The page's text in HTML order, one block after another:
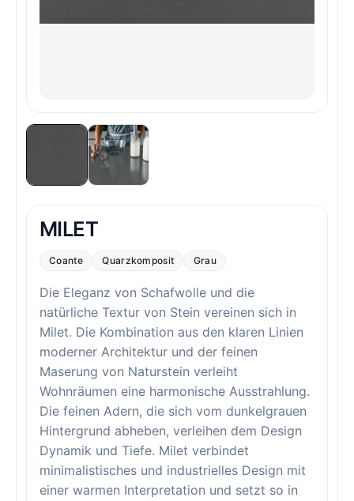
MILET
Coante Quarzkomposit Grau
Die Eleganz von Schafwolle und die
natürliche Textur von Stein vereinen sich in
Milet. Die Kombination aus den klaren Linien
moderner Architektur und der feinen
Maserung von Naturstein verleiht
Wohnräumen eine harmonische Ausstrahlung.
Die feinen Adern, die sich vom dunkelgrauen
Hintergrund abheben, verleihen dem Design
Dynamik und Tiefe. Milet verbindet
minimalistisches und industrielles Design mit
einer warmen Interpretation und setzt so in